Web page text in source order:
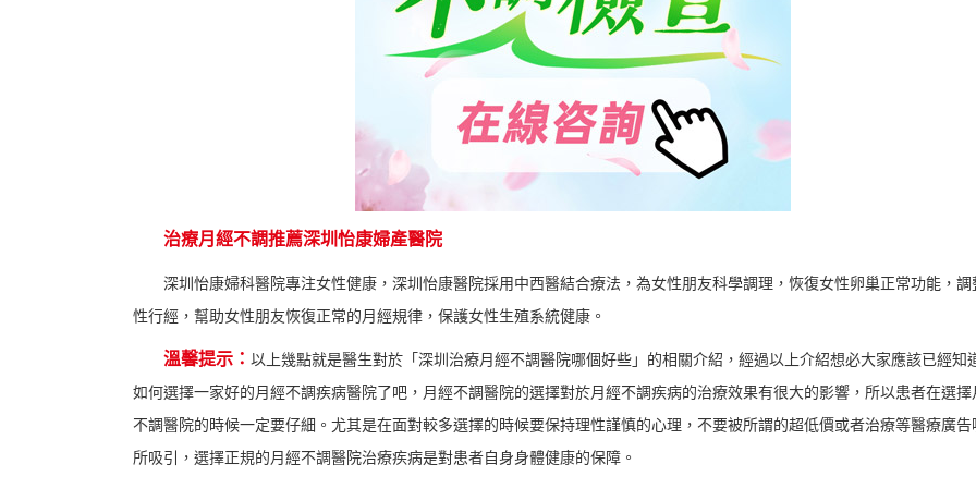
治療月經不調推薦深圳怡康婦產醫院
深圳怡康婦科醫院專注女性健康，深圳怡康醫院採用中西醫結合療法，為女性朋友科學調理，恢復女性卵巢正常功能，調
性行經，幫助女性朋友恢復正常的月經規律，保護女性生殖系統健康。
溫馨提示： 以上幾點就是醫生對於「深圳治療月經不調醫院哪個好些」的相關介紹，經過以上介紹想必大家應該已經知
如何選擇一家好的月經不調疾病醫院了吧，月經不調醫院的選擇對於月經不調疾病的治療效果有很大的影響，所以患者在選擇
不調醫院的時候一定要仔細。尤其是在面對較多選擇的時候要保持理性謹慎的心理，不要被所謂的超低價或者治療等醫療廣告
所吸引，選擇正規的月經不調醫院治療疾病是對患者自身身體健康的保障。